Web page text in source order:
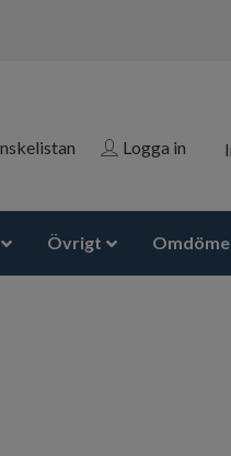
Logga in
Övrigt